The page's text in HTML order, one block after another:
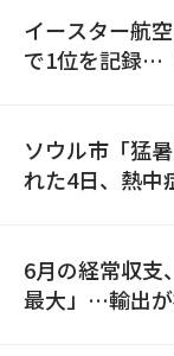
イースター航
で1位を記録…
ソウル市「猛
れた4日、熱中
6月の経常収支
最大」…輸出